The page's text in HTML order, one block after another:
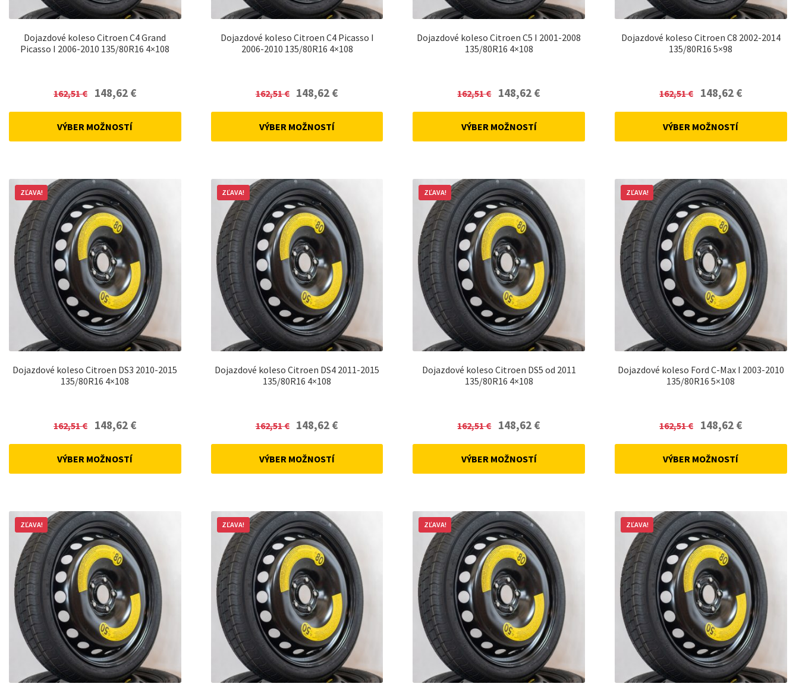
Dojazdové koleso Citroen C4 Grand
Picasso I 2006-2010 135/80R16 4×108
162,51€
Original
162,51 €.
148,62 €Current
VÝBER MOŽNOSTÍ
Dojazdové koleso Citroen C4 Picasso I
2006-2010 135/80R16 4×108
162,51€
Original
162,51 €.
148,62 €
VÝBER MOŽNOSTÍ
Dojazdové koleso Citroen C5 I 2001-2008
135/80R16 4×108
162,51€
Original
162,51 €.
148,62 €
VÝBER MOŽNOSTÍ
Dojazdové koleso Citroen C8 2002-2014
135/80R16 5×98
162,51€
Original
162,51 €.
148,62 €Current
VÝBER MOŽNOSTÍ
Dojazdové koleso Citroen DS3 2010-2015
135/80R16 4×108
ZĽAVA!
162,51€
Original
162,51 €.
148,62 €Current
VÝBER MOŽNOSTÍ
Dojazdové koleso Citroen DS4 2011-2015
135/80R16 4×108
ZĽAVA!
162,51€
Original
162,51 €.
148,62 €
VÝBER MOŽNOSTÍ
Dojazdové koleso Citroen DS5 od 2011
135/80R16 4×108
ZĽAVA!
162,51€
Original
162,51 €.
148,62 €
VÝBER MOŽNOSTÍ
Dojazdové koleso Ford C-Max I 2003-2010
135/80R16 5×108
ZĽAVA!
162,51€
Original
162,51 €.
148,62 €Current
VÝBER MOŽNOSTÍ
ZĽAVA! ZĽAVA! ZĽAVA! ZĽAVA!